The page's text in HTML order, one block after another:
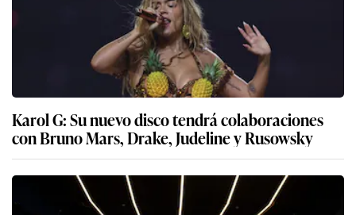
Karol G: Su nuevo disco tendrá colaboraciones
con Bruno Mars, Drake, Judeline y Rusowsky